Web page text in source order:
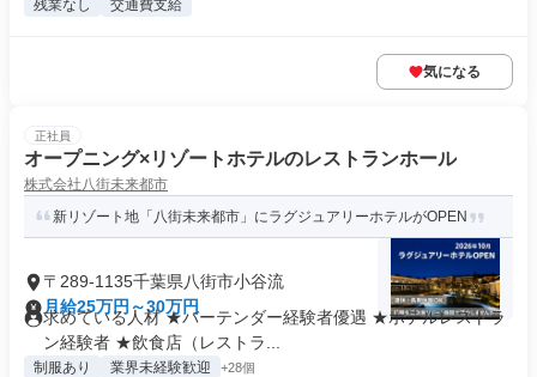
残業なし 交通費支給
気になる
正社員
オープニング×リゾートホテルのレストランホール
株式会社八街未来都市
新リゾート地「八街未来都市」にラグジュアリーホテルがOPEN
〒289-1135千葉県八街市小谷流
月給25万円～30万円
求めている人材 ★バーテンダー経験者優遇 ★ホテルレストラ
ン経験者 ★飲食店（レストラ...
制服あり 業界未経験歓迎 +28個